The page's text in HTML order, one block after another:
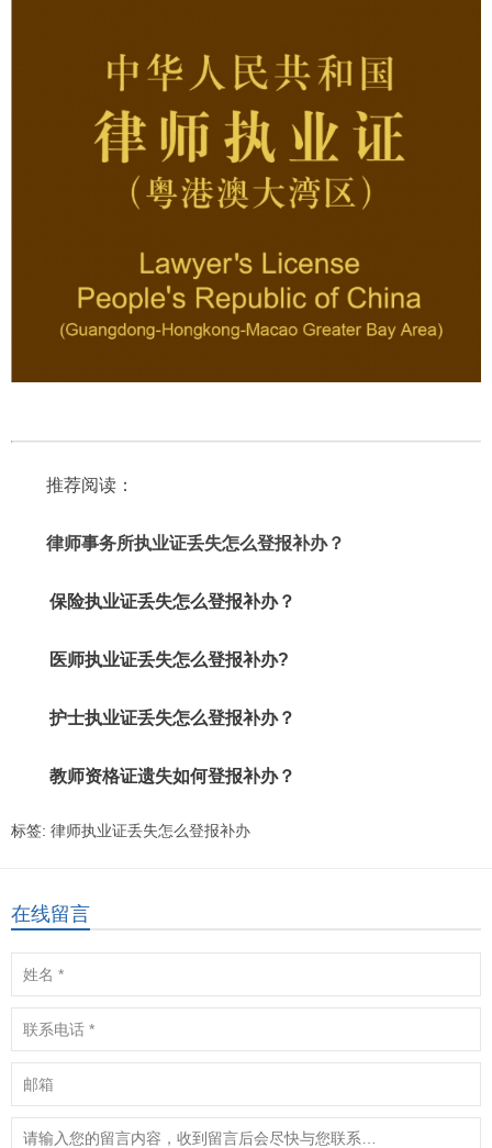
推荐阅读：
律师事务所执业证丢失怎么登报补办？
保险执业证丢失怎么登报补办？
医师执业证丢失怎么登报补办?
护士执业证丢失怎么登报补办？
教师资格证遗失如何登报补办？
标签: 律师执业证丢失怎么登报补办
在线留言